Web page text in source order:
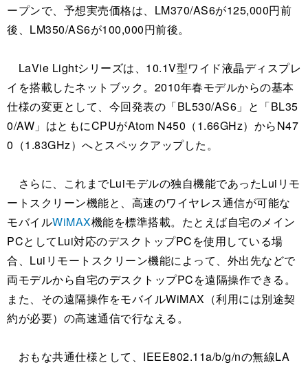
ープンで、予想実売価格は、LM370/AS6が125,000円前
後、LM350/AS6が100,000円前後。
LaVie Lightシリーズは、10.1V型ワイド液晶ディスプレ
イを搭載したネットブック。2010年春モデルからの基本
仕様の変更として、今回発表の「BL530/AS6」と「BL35
0/AW」はともにCPUがAtom N450（1.66GHz）からN47
0（1.83GHz）へとスペックアップした。
さらに、これまでLuiモデルの独自機能であったLuiリモ
ートスクリーン機能と、高速のワイヤレス通信が可能な
モバイルWiMAX機能を標準搭載。たとえば自宅のメイン
PCとしてLui対応のデスクトップPCを使用している場
合、Luiリモートスクリーン機能によって、外出先などで
両モデルから自宅のデスクトップPCを遠隔操作できる。
また、その遠隔操作をモバイルWiMAX（利用には別途契
約が必要）の高速通信で行なえる。
おもな共通仕様として、IEEE802.11a/b/g/nの無線LA